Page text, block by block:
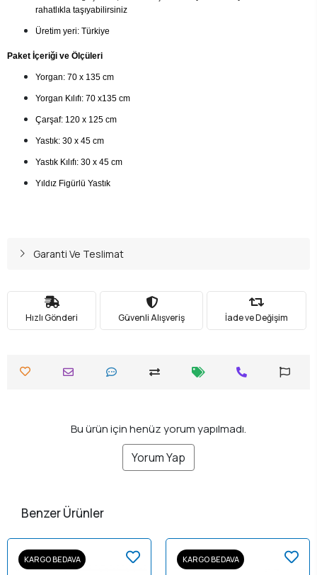
rahatlıkla taşıyabilirsiniz
Üretim yeri: Türkiye
Paket İçeriği ve Ölçüleri
Yorgan: 70 x 135 cm
Yorgan Kılıfı: 70 x135 cm
Çarşaf: 120 x 125 cm
Yastık: 30 x 45 cm
Yastık Kılıfı: 30 x 45 cm
Yıldız Figürlü Yastık
Garanti Ve Teslimat
Hızlı Gönderi Güvenli Alışveriş İade ve Değişim
Bu ürün için henüz yorum yapılmadı.
Yorum Yap
Benzer Ürünler
KARGO BEDAVA KARGO BEDAVA